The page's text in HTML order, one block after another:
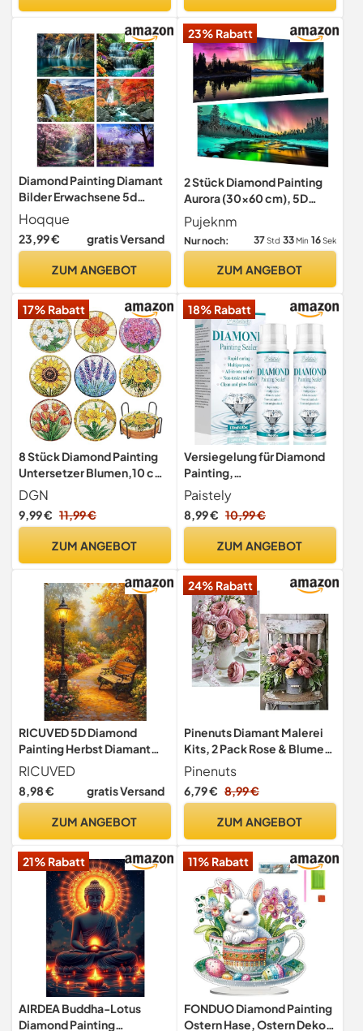
Heimdekoration
Diamond Painting Diamant
Bilder Erwachsene 5d
Landschaft Full Voll 6er Set
Hoqque
23,99 € gratis Versand
ZUM ANGEBOT
23% Rabatt
2 Stück Diamond Painting
Aurora (30x60 cm), 5D
Diamant Painting
Erwachsene
Pujeknm
Nur noch: 37Std 33Min 15Sek
ZUM ANGEBOT
17% Rabatt
8 Stück Diamond Painting
Untersetzer Blumen,10 cm
Diamant Painting
Untersetzer mit
Halter,Diamant
Anfänger,Erwachsene und
für Tassen,Weingläser und
Vasen
DGN
9,99 € 11,99 €
ZUM ANGEBOT
18% Rabatt
Versiegelung für Diamond
Painting,
schnelltrocknender Kleber,
Transparenter Versiegelung
für 5D Diamond Painting,
(120ml, 2)
Paistely
8,99 € 10,99 €
ZUM ANGEBOT
RICUVED 5D Diamond
Painting Herbst Diamant
Painting Bilder Diamond Art
Erwachsene Full DIY
Straßen Diamant Kunst
Kreuzstich 30x40cm
RICUVED
8,98 € gratis Versand
ZUM ANGEBOT
24% Rabatt
Pinenuts Diamant Malerei
Kits, 2 Pack Rose & Blume
5D Diamond Painting nach
Zahlen, Diamant Malerei
Bilder Arts Craft Set mit
Eingang Dekoration
Pinenuts
6,79 € 8,99 €
ZUM ANGEBOT
21% Rabatt
AIRDEA Buddha-Lotus
Diamond Painting
11% Rabatt
FONDUO Diamond Painting
Ostern Hase, Ostern Deko